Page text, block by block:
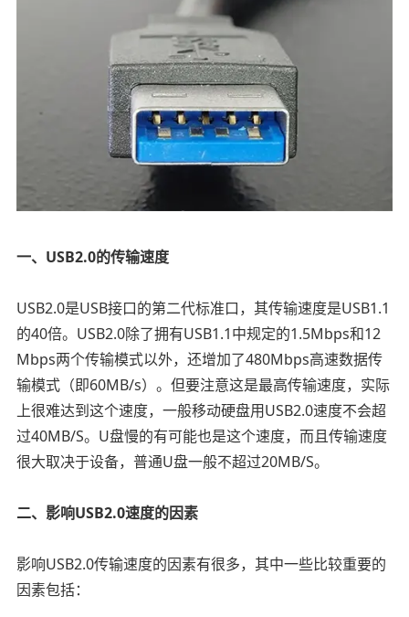
一、USB2.0的传输速度
USB2.0是USB接口的第二代标准口，其传输速度是USB1.1
的40倍。USB2.0除了拥有USB1.1中规定的1.5Mbps和12
Mbps两个传输模式以外，还增加了480Mbps高速数据传
输模式（即60MB/s）。但要注意这是最高传输速度，实际
上很难达到这个速度，一般移动硬盘用USB2.0速度不会超
过40MB/S。U盘慢的有可能也是这个速度，而且传输速度
很大取决于设备，普通U盘一般不超过20MB/S。
二、影响USB2.0速度的因素
影响USB2.0传输速度的因素有很多，其中一些比较重要的
因素包括：